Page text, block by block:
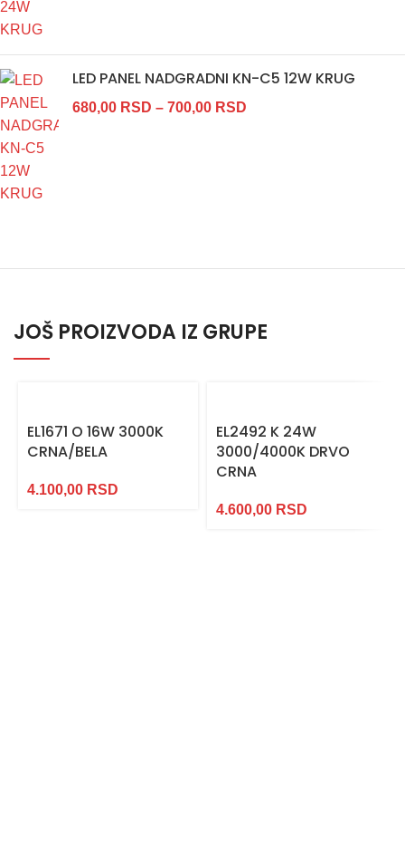
LED PANEL NADGRADNI KN-C5 12W KRUG
680,00 RSD – 700,00 RSD
JOŠ PROIZVODA IZ GRUPE
EL1671 O 16W 3000K
CRNA/BELA
4.100,00 RSD
EL2492 K 24W
3000/4000K DRVO
CRNA
4.600,00 RSD